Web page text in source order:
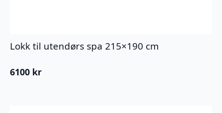
Lokk til utendørs spa 215×190 cm
6100 kr